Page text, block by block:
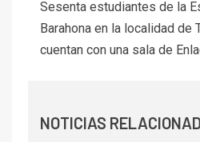
Sesenta estudiantes de la
Barahona en la localidad de
cuentan con una sala de
NOTICIAS
Codelco
camión
de San
2026 cae